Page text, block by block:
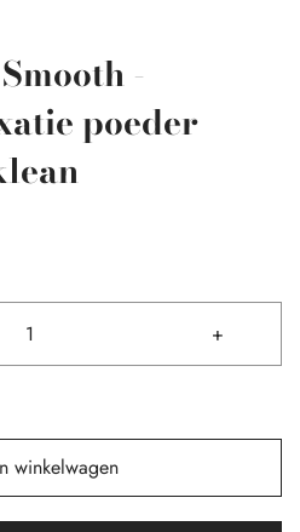
-
poeder
+
winkelwagen